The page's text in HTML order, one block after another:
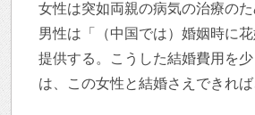
女性は突如両親の病気の治療の
男性は「（中国では）婚姻時に
提供する。こうした結婚費用を
は、この女性と結婚さえできれ